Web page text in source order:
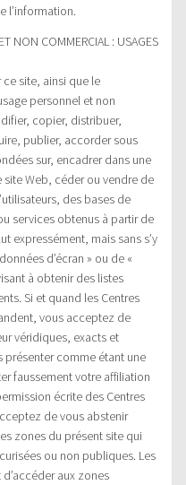
l’information.
NON COMMERCIAL : USAGES
site, ainsi que le
personnel et non
copier, distribuer,
publier, accorder sous
sur, encadrer dans une
Web, céder ou vendre de
des bases de
services obtenus à partir de
expressément, mais sans s’y
d’écran » ou de «
à obtenir des listes
Si et quand les Centres
vous acceptez de
véridiques, exacts et
comme étant une
faussement votre affiliation
écrite des Centres
de vous abstenir
zones du présent site qui
ou non publiques. Les
aux zones